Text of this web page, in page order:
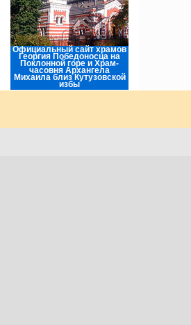
Официальный сайт храмов
Георгия Победоносца на
Поклонной горе и Храм-
часовня Архангела
Михаила близ Кутузовской
избы